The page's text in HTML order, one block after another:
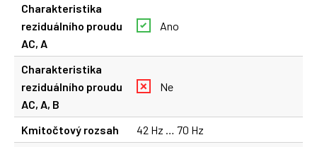
Charakteristika
reziduálního proudu
AC, A
Ano
Charakteristika
reziduálního proudu
AC, A, B
Ne
Kmitočtový rozsah
42 Hz … 70 Hz